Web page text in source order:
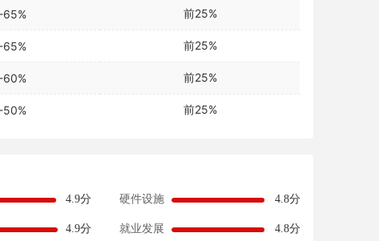
65% 前25%
65% 前25%
60% 前25%
50% 前25%
4.9分 硬件设施 4.8分
4.9分 就业发展 4.8分